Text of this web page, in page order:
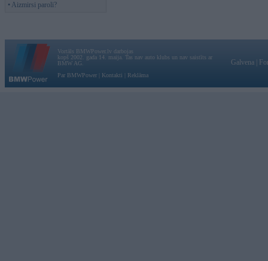
• Aizmirsi paroli?
Vortāls BMWPower.lv darbojas
kopš 2002. gada 14. maija. Tas nav auto klubs un nav saistīts ar
BMW AG.
Par BMWPower
Kontakti Reklāma
Galvena